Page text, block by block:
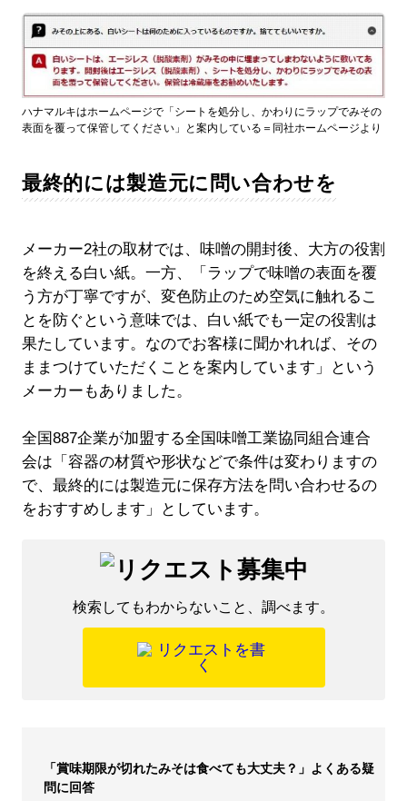
ハナマルキはホームページで「シートを処分し、かわりにラップでみその
表面を覆って保管してください」と案内している＝同社ホームページより
最終的には製造元に問い合わせを
メーカー2社の取材では、味噌の開封後、大方の役割
を終える白い紙。一方、「ラップで味噌の表面を覆
う方が丁寧ですが、変色防止のため空気に触れるこ
とを防ぐという意味では、白い紙でも一定の役割は
果たしています。なのでお客様に聞かれれば、その
ままつけていただくことを案内しています」という
メーカーもありました。
全国887企業が加盟する全国味噌工業協同組合連合
会は「容器の材質や形状などで条件は変わりますの
で、最終的には製造元に保存方法を問い合わせるの
をおすすめします」としています。
検索してもわからないこと、調べます。
「賞味期限が切れたみそは食べても大丈夫？」よくある疑
問に回答